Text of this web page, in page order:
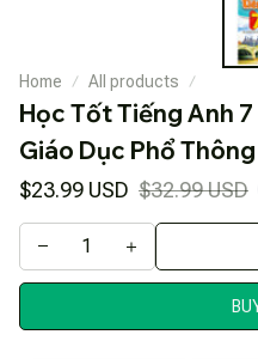
Home All products
Học Tốt Tiếng Anh
Giáo Dục Phổ
$23.99 USD $32.99 USD